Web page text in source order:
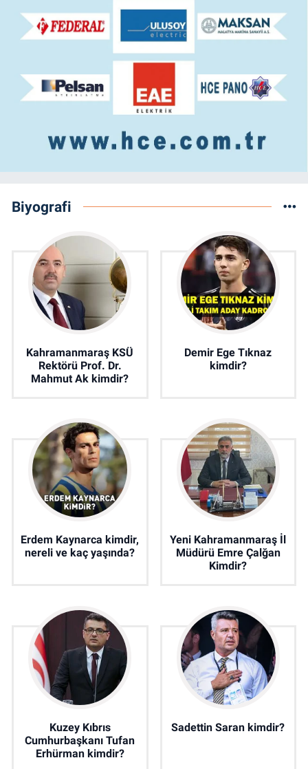
Biyografi
Kahramanmaraş KSÜ
Rektörü Prof. Dr.
Mahmut Ak kimdir?
Demir Ege Tıknaz
kimdir?
Erdem Kaynarca kimdir,
nereli ve kaç yaşında?
Yeni Kahramanmaraş İl
Müdürü Emre Çalğan
Kimdir?
Kuzey Kıbrıs
Cumhurbaşkanı Tufan
Erhürman kimdir?
Sadettin Saran kimdir?